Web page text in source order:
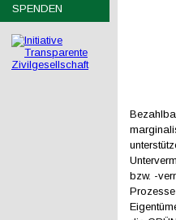
SPENDEN
bzw. -